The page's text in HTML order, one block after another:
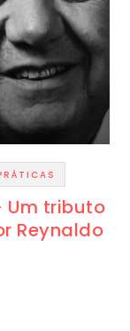
Um tributo
Reynaldo